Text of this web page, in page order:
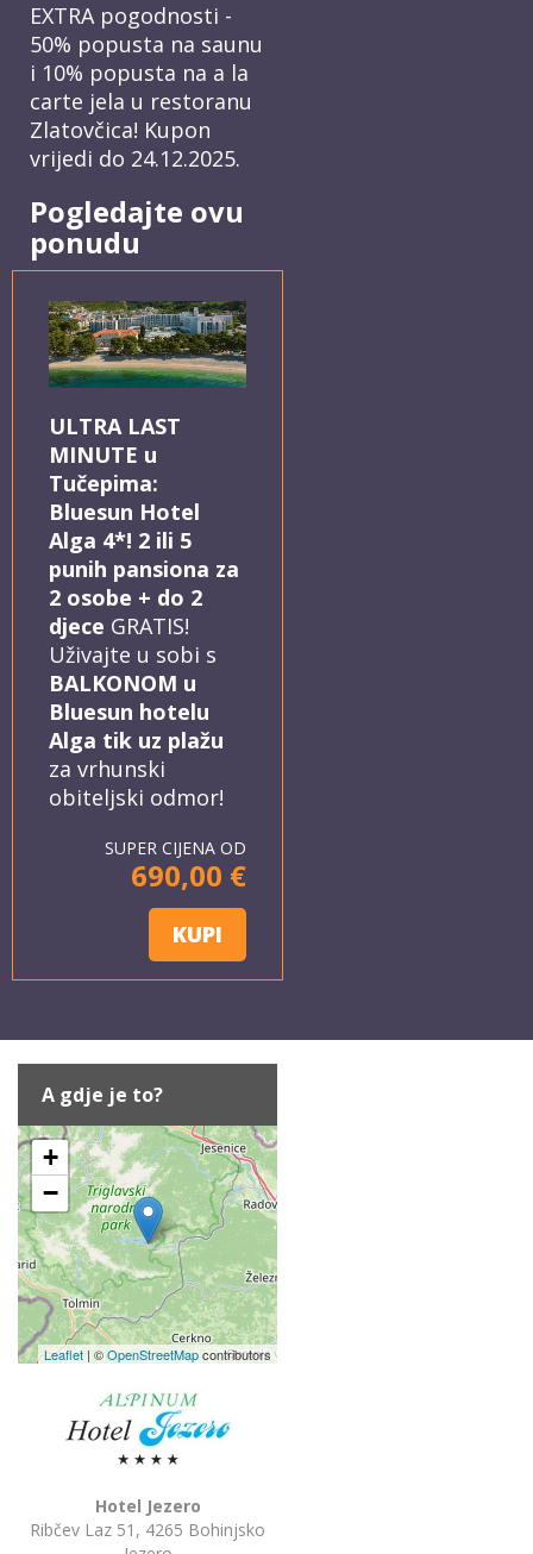
EXTRA pogodnosti -
50% popusta na saunu
i 10% popusta na a la
carte jela u restoranu
Zlatovčica! Kupon
vrijedi do 24.12.2025.
Pogledajte ovu
ponudu
ULTRA LAST
MINUTE u
Tučepima:
Bluesun Hotel
Alga 4*! 2 ili 5
punih pansiona za
2 osobe + do 2
djece GRATIS!
Uživajte u sobi s
BALKONOM u
Bluesun hotelu
Alga tik uz plažu
za vrhunski
obiteljski odmor!
SUPER CIJENA OD
690,00 €
KUPI
A gdje je to?
+
−
Leaflet | ©OpenStreetMapcontributors
Hotel Jezero
Ribčev Laz 51, 4265 Bohinjsko